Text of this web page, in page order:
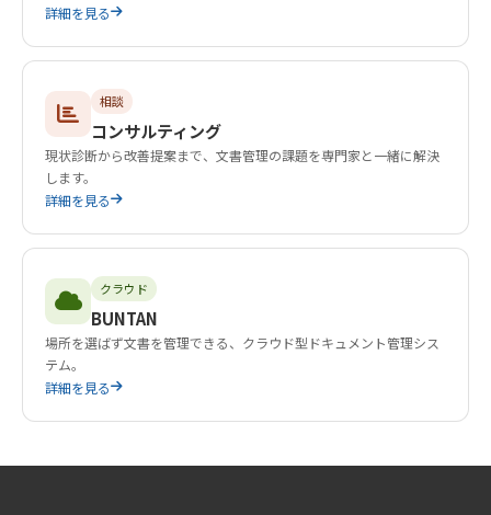
詳細を見る
相談
コンサルティング
現状診断から改善提案まで、文書管理の課題を専門家と一緒に解決
します。
詳細を見る
クラウド
BUNTAN
場所を選ばず文書を管理できる、クラウド型ドキュメント管理シス
テム。
詳細を見る